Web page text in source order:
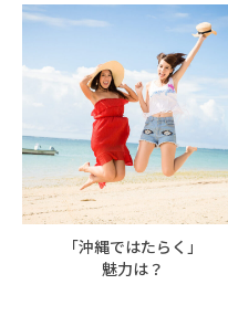
「沖縄ではたらく」
魅力は？